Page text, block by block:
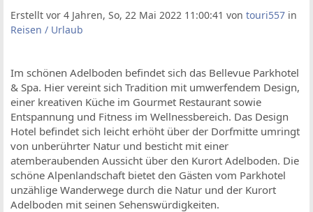
Erstellt vor 4 Jahren, So, 22 Mai 2022 11:00:41 von touri557 in
Reisen / Urlaub
Im schönen Adelboden befindet sich das Bellevue Parkhotel
& Spa. Hier vereint sich Tradition mit umwerfendem Design,
einer kreativen Küche im Gourmet Restaurant sowie
Entspannung und Fitness im Wellnessbereich. Das Design
Hotel befindet sich leicht erhöht über der Dorfmitte umringt
von unberührter Natur und besticht mit einer
atemberaubenden Aussicht über den Kurort Adelboden. Die
schöne Alpenlandschaft bietet den Gästen vom Parkhotel
unzählige Wanderwege durch die Natur und der Kurort
Adelboden mit seinen Sehenswürdigkeiten.